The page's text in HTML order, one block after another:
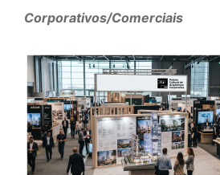
Corporativos/Comerciais